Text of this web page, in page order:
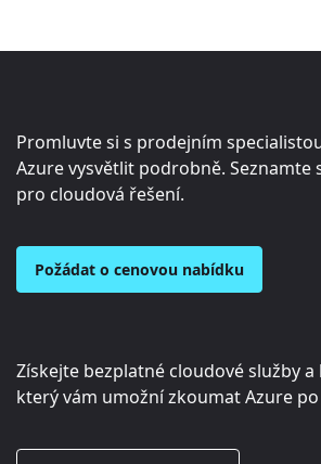
Promluvte si s prodejním
Azure vysvětlit podrobně. Seznamte
pro cloudová řešení.
Požádat o cenovou nabídku
Získejte bezplatné cloudové služby
který vám umožní zkoumat Azure